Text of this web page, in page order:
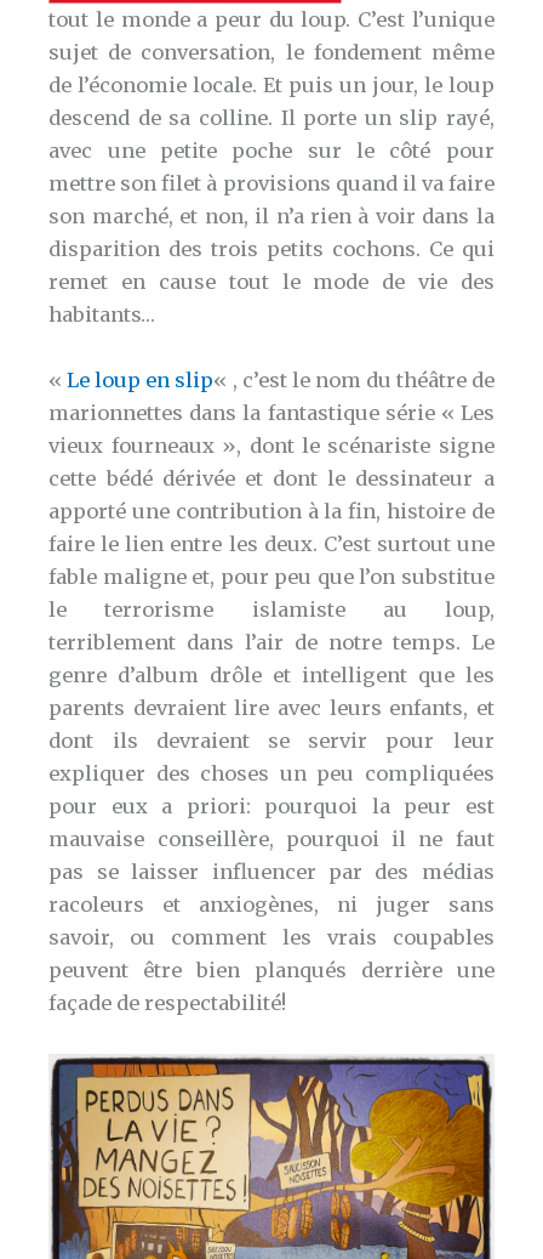
tout le monde a peur du loup. C’est l’unique
sujet de conversation, le fondement même
de l’économie locale. Et puis un jour, le loup
descend de sa colline. Il porte un slip rayé,
avec une petite poche sur le côté pour
mettre son filet à provisions quand il va faire
son marché, et non, il n’a rien à voir dans la
disparition des trois petits cochons. Ce qui
remet en cause tout le mode de vie des
habitants…
«Le loup en slip« , c’est le nom du théâtre de
marionnettes dans la fantastique série « Les
vieux fourneaux », dont le scénariste signe
cette bédé dérivée et dont le dessinateur a
apporté une contribution à la fin, histoire de
faire le lien entre les deux. C’est surtout une
fable maligne et, pour peu que l’on substitue
le terrorisme islamiste au loup,
terriblement dans l’air de notre temps. Le
genre d’album drôle et intelligent que les
parents devraient lire avec leurs enfants, et
dont ils devraient se servir pour leur
expliquer des choses un peu compliquées
pour eux a priori: pourquoi la peur est
mauvaise conseillère, pourquoi il ne faut
pas se laisser influencer par des médias
racoleurs et anxiogènes, ni juger sans
savoir, ou comment les vrais coupables
peuvent être bien planqués derrière une
façade de respectabilité!